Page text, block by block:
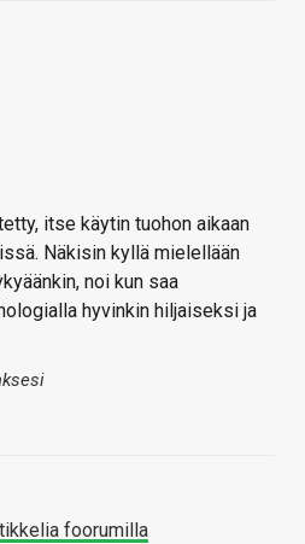
itse käytin tuohon aikaan
Näkisin kyllä mielellään
noi kun saa
hyvinkin hiljaiseksi ja
foorumilla